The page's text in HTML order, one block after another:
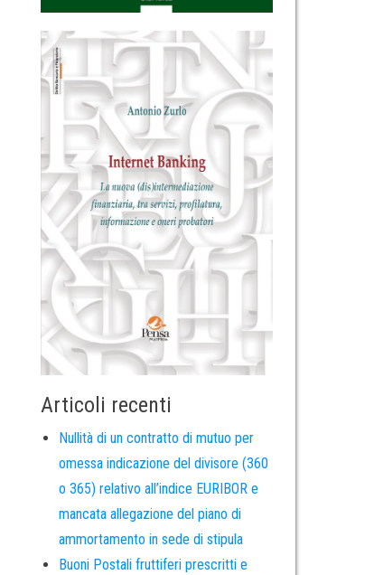
Articoli recenti
Nullità di un contratto di mutuo per
omessa indicazione del divisore (360
o 365) relativo all’indice EURIBOR e
mancata allegazione del piano di
ammortamento in sede di stipula
Buoni Postali fruttiferi prescritti e